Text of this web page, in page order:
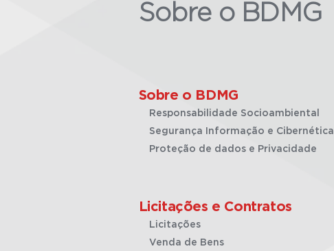
Sobre o BDMG
Sobre o BDMG
Responsabilidade Socioambiental
Segurança Informação e Cibernética
Proteção de dados e Privacidade
Licitações e Contratos
Licitações
Venda de Bens